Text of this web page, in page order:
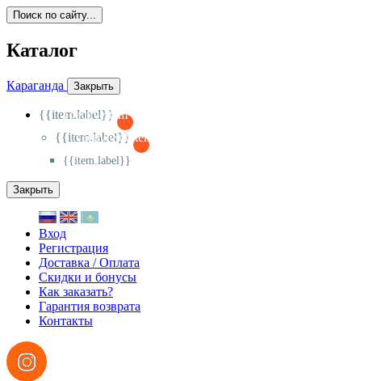
Поиск по сайту...
Каталог
Караганда Закрыть
{{item.label}}
{{activeItem==item.id?'-
{{item.label}}
{{activeSubitem==item.id?'-
{{item.label}}
Закрыть
Вход
Регистрация
Доставка / Оплата
Скидки и бонусы
Как заказать?
Гарантия возврата
Контакты